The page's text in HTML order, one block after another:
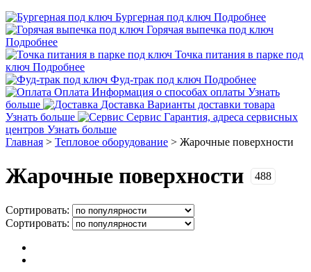
Бургерная под ключ Подробнее
Горячая выпечка под ключ
Подробнее
Точка питания в парке под
ключ Подробнее
Фуд-трак под ключ Подробнее
Оплата Информация о способах оплаты Узнать
больше
Доставка Варианты доставки товара
Узнать больше
Сервис Гарантия, адреса сервисных
центров Узнать больше
Главная > Тепловое оборудование > Жарочные поверхности
Жарочные поверхности 488
Сортировать:
Сортировать: